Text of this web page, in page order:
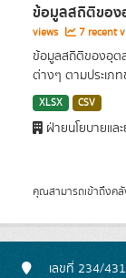
ข้อมูลสถิติของ
views
7 recent
ข้อมูลสถิติของอุต
ต่างๆ ตามประเภ
XLSX CSV
ฝ่ายนโยบายแล
คุณสามารถเข้าถึงค
เลขที่ 234/